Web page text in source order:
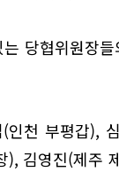
당협위원장
천 부평갑),
김영진(제주